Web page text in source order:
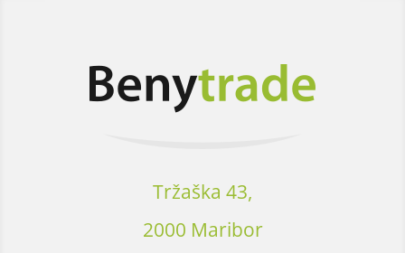
Tržaška 43,
2000 Maribor